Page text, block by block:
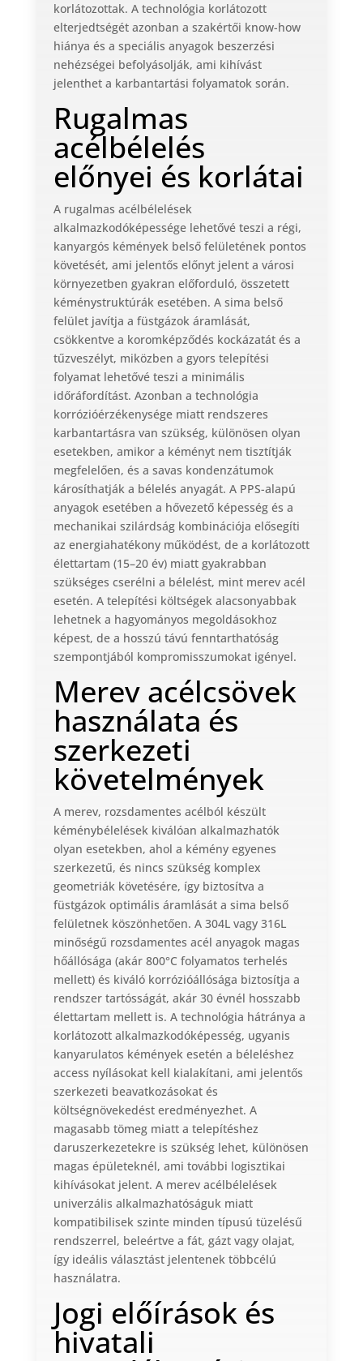
korlátozottak. A technológia korlátozott
elterjedtségét azonban a szakértői know-how
hiánya és a speciális anyagok beszerzési
nehézségei befolyásolják, ami kihívást
jelenthet a karbantartási folyamatok során.
Rugalmas
acélbélelés
előnyei és korlátai
A rugalmas acélbélelések
alkalmazkodóképessége lehetővé teszi a régi,
kanyargós kémények belső felületének pontos
követését, ami jelentős előnyt jelent a városi
környezetben gyakran előforduló, összetett
kéménystruktúrák esetében. A sima belső
felület javítja a füstgázok áramlását,
csökkentve a koromképződés kockázatát és a
tűzveszélyt, miközben a gyors telepítési
folyamat lehetővé teszi a minimális
időráfordítást. Azonban a technológia
korrózióérzékenysége miatt rendszeres
karbantartásra van szükség, különösen olyan
esetekben, amikor a kéményt nem tisztítják
megfelelően, és a savas kondenzátumok
károsíthatják a bélelés anyagát. A PPS-alapú
anyagok esetében a hővezető képesség és a
mechanikai szilárdság kombinációja elősegíti
az energiahatékony működést, de a korlátozott
élettartam (15–20 év) miatt gyakrabban
szükséges cserélni a bélelést, mint merev acél
esetén. A telepítési költségek alacsonyabbak
lehetnek a hagyományos megoldásokhoz
képest, de a hosszú távú fenntarthatóság
szempontjából kompromisszumokat igényel.
Merev acélcsövek
használata és
szerkezeti
követelmények
A merev, rozsdamentes acélból készült
kéménybélelések kiválóan alkalmazhatók
olyan esetekben, ahol a kémény egyenes
szerkezetű, és nincs szükség komplex
geometriák követésére, így biztosítva a
füstgázok optimális áramlását a sima belső
felületnek köszönhetően. A 304L vagy 316L
minőségű rozsdamentes acél anyagok magas
hőállósága (akár 800°C folyamatos terhelés
mellett) és kiváló korrózióállósága biztosítja a
rendszer tartósságát, akár 30 évnél hosszabb
élettartam mellett is. A technológia hátránya a
korlátozott alkalmazkodóképesség, ugyanis
kanyarulatos kémények esetén a béleléshez
access nyílásokat kell kialakítani, ami jelentős
szerkezeti beavatkozásokat és
költségnövekedést eredményezhet. A
magasabb tömeg miatt a telepítéshez
daruszerkezetekre is szükség lehet, különösen
magas épületeknél, ami további logisztikai
kihívásokat jelent. A merev acélbélelések
univerzális alkalmazhatóságuk miatt
kompatibilisek szinte minden típusú tüzelésű
rendszerrel, beleértve a fát, gázt vagy olajat,
így ideális választást jelentenek többcélú
használatra.
Jogi előírások és
hivatali